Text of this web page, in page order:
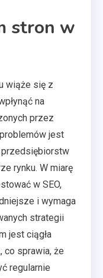
stron w
wiąże się z
na
przez
jest
przedsiębiorstw
rynku. W miarę
w SEO,
i wymaga
strategii
jest ciągła
co sprawia, że
regularnie